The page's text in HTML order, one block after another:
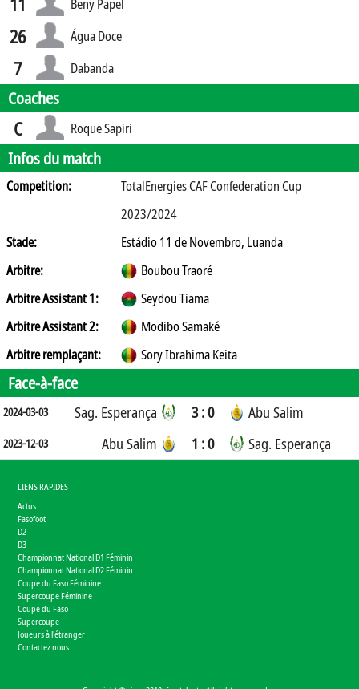
Beny Papel
26 Água Doce
7 Dabanda
Coaches
C Roque Sapiri
Infos du match
Competition:
TotalEnergies CAF Confederation Cup
2023/2024
Stade:
Estádio 11 de Novembro, Luanda
Arbitre:
Boubou Traoré
Arbitre Assistant 1:
Seydou Tiama
Arbitre Assistant 2:
Modibo Samaké
Arbitre remplaçant:
Sory Ibrahima Keita
Face-à-face
2024-03-03 Sag. Esperança 3 : 0 Abu Salim
2023-12-03 Abu Salim 1 : 0 Sag. Esperança
LIENS RAPIDES
Actus
Fasofoot
D2
D3
Championnat National D1 Féminin
Championnat National D2 Féminin
Coupe du Faso Féminine
Supercoupe Féminine
Coupe du Faso
Supercoupe
Joueurs à l'étranger
Contactez nous